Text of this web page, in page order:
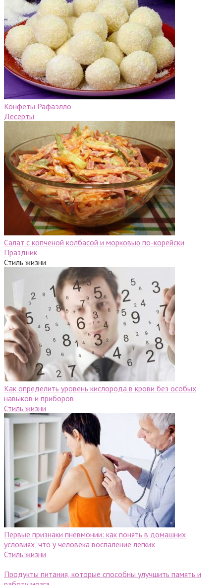
Конфеты Рафаэлло
Десерты
Салат с копченой колбасой и морковью по-корейски
Праздник
Стиль жизни
Как определить уровень кислорода в крови без особых
навыков и приборов
Стиль жизни
Первые признаки пневмонии: как понять в домашних
условиях, что у человека воспаление легких
Стиль жизни
Продукты питания, которые способны улучшить память и